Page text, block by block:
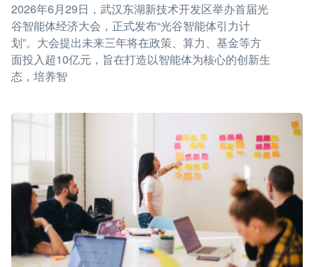
2026年6月29日，武汉东湖新技术开发区举办首届光
谷智能体经济大会，正式发布“光谷智能体引力计
划”。大会提出未来三年将在政策、算力、基金等方
面投入超10亿元，旨在打造以智能体为核心的创新生
态，培养智